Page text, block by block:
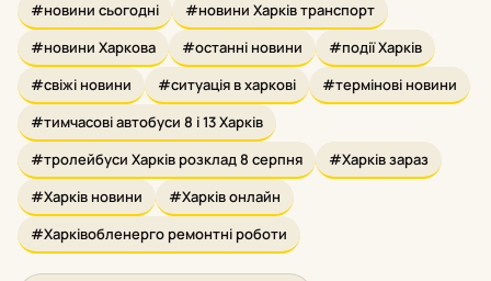
#новини сьогодні
#новини Харків транспорт
#новини Харкова
#останні новини
#події Харків
#свіжі новини
#ситуація в харкові
#термінові новини
#тимчасові автобуси 8 і 13 Харків
#тролейбуси Харків розклад 8 серпня
#Харків зараз
#Харків новини
#Харків онлайн
#Харківобленерго ремонтні роботи